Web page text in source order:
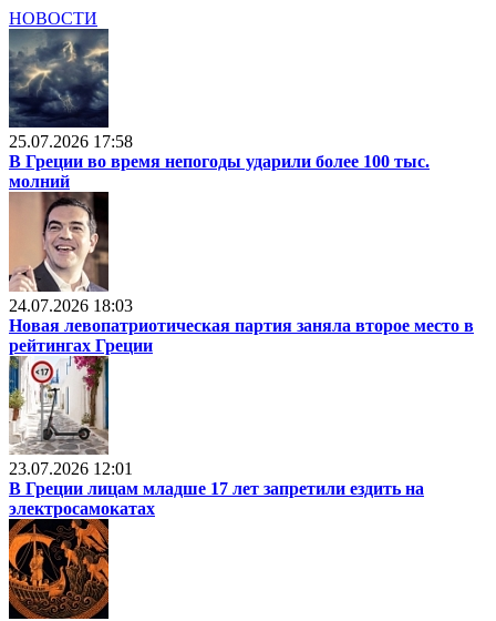
НОВОСТИ
25.07.2026 17:58
В Греции во время непогоды ударили более 100 тыс.
молний
24.07.2026 18:03
Новая левопатриотическая партия заняла второе место в
рейтингах Греции
23.07.2026 12:01
В Греции лицам младше 17 лет запретили ездить на
электросамокатах